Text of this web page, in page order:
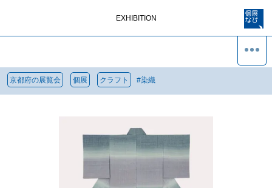
EXHIBITION
京都府の展覧会 個展 クラフト #染織